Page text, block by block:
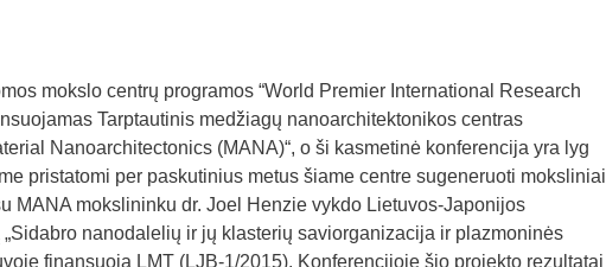
mokslo centrų programos “World Premier International Research
Tarptautinis medžiagų nanoarchitektonikos centras
Nanoarchitectonics (MANA)“, o ši kasmetinė konferencija yra lyg
pristatomi per paskutinius metus šiame centre sugeneruoti moksliniai
MANA mokslininku dr. Joel Henzie vykdo Lietuvos-Japonijos
nanodalelių ir jų klasterių saviorganizacija ir plazmoninės
finansuoja LMT (LJB-1/2015). Konferencijoje šio projekto rezultatai